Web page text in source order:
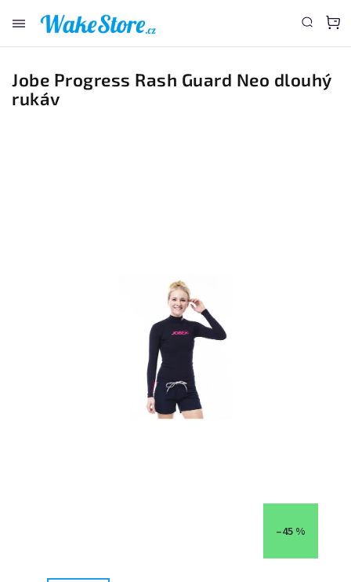
Jobe Progress Rash Guard Neo dlouhý
rukáv
–45 %
www.wakestore.cz - Chat